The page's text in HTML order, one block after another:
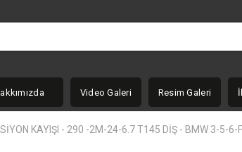
Video Galeri Resim Galeri
KAYIŞI - 290 -2M-24-6.7 T145 DİŞ - BMW 3-5-6-